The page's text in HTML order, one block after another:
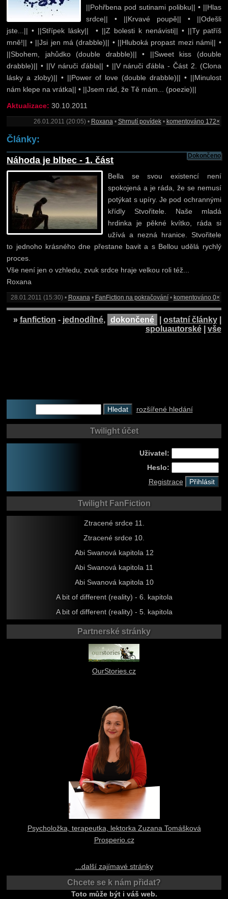
||Pohřbena pod sutinami polibku|| • ||Hlas
srdce|| • ||Krvavé poupě|| • ||Odešli
jste...|| • ||Střípek lásky|| • ||Z bolesti k nenávisti|| • ||Ty patříš
mně!|| • ||Jsi jen má (drabble)|| • ||Hluboká propast mezi námi|| •
||Sbohem, jahůdko (double drabble)|| • ||Sweet kiss (double
drabble)|| • ||V náruči ďábla|| • ||V náruči ďábla - Část 2. (Clona
lásky a zloby)|| • ||Power of love (double drabble)|| • ||Minulost
nám klepe na vrátka|| • ||Jsem rád, že Tě mám... (poezie)||
Aktualizace: 30.10.2011
26.01.2011 (20:05) • Roxana• Shrnutí povídek• komentováno 172×
Články:
Dokončeno
Náhoda je blbec - 1. část
Bella se svou existencí není
spokojená a je ráda, že se nemusí
potýkat s upíry. Je pod ochrannými
křídly Stvořitele. Naše mladá
hrdinka je pěkné kvítko, ráda si
užívá a nezná hranice. Stvořitele
to jednoho krásného dne přestane bavit a s Bellou udělá rychlý
proces.
Vše není jen o vzhledu, zvuk srdce hraje velkou roli též...
Roxana
28.01.2011 (15:30) • Roxana• FanFiction na pokračování• komentováno 0×
» fanfiction - jednodílné, dokončené ostatní články|
spoluautorské| vše
rozšířené hledání
Twilight účet
Uživatel:
Heslo:
Registrace
Twilight FanFiction
Ztracené srdce 11.
Ztracené srdce 10.
Abi Swanová kapitola 12
Abi Swanová kapitola 11
Abi Swanová kapitola 10
A bit of different (reality) - 6. kapitola
A bit of different (reality) - 5. kapitola
Partnerské stránky
OurStories.cz
Psycholožka, terapeutka, lektorka Zuzana Tomášková
Prosperio.cz
...další zajímavé stránky
Chcete se k nám přidat?
Toto může být i váš web.